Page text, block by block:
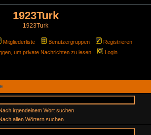
1923Turk
1923Turk
Mitgliederliste Benutzergruppen
Registrieren
um private Nachrichten zu lesen Login
irgendeinem Wort suchen
allen Wörtern suchen